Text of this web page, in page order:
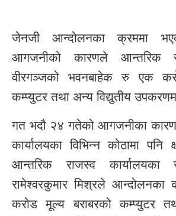
जेनजी आन्दोलनका क्रममा
आगजनीको कारणले आन्तरिक
वीरगञ्जको भवनबाहेक रु एक
कम्प्युटर तथा अन्य विद्युतीय
गत भदौ २४ गतेको आगजनीका
कार्यालयका विभिन्न कोठामा
आन्तरिक राजस्व कार्यालयका
रामेश्वरकुमार मिश्रले आन्दोलनका
करोड मूल्य बराबरको कम्प्युटर